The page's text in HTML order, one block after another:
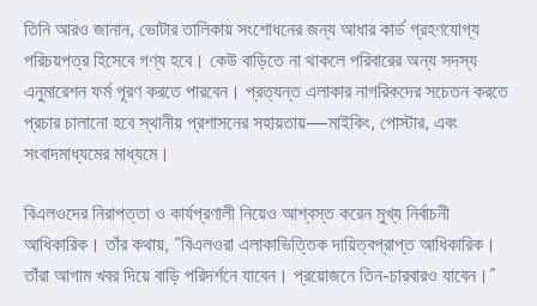
তিনি আরও জানান, ভোটার তালিকায় সংশোধনের জন্য আধার কার্ড গ্রহণযোগ্য
পরিচয়পত্র হিসেবে গণ্য হবে। কেউ বাড়িতে না থাকলে পরিবারের অন্য সদস্য
এনুমারেশন ফর্ম পূরণ করতে পারবেন। প্রত্যন্ত এলাকার নাগরিকদের সচেতন করতে
প্রচার চালানো হবে স্থানীয় প্রশাসনের সহায়তায়—মাইকিং, পোস্টার, এবং
সংবাদমাধ্যমের মাধ্যমে।
বিএলওদের নিরাপত্তা ও কার্যপ্রণালী নিয়েও আশ্বস্ত করেন মুখ্য নির্বাচনী
আধিকারিক। তাঁর কথায়, “বিএলওরা এলাকাভিত্তিক দায়িত্বপ্রাপ্ত আধিকারিক।
তাঁরা আগাম খবর দিয়ে বাড়ি পরিদর্শনে যাবেন। প্রয়োজনে তিন-চারবারও যাবেন।”